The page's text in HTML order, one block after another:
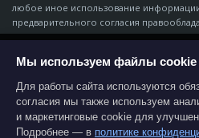
любое иное использование
предварительного согласия
© Компания «Мидон»,
ИП Золотарёв Владимир
344016, г. Ростов-на-Дону, пер.
Согласие на обработку
На этом веб-сайте
cookies, которые
функций для наиболее
навигации по странице.
принимать постоянные
пожалуйста, выберите
настройки на своём
Мы используем файлы cookie
Для работы сайта используются
согласия мы также используем
и маркетинговые cookie для
Подробнее — в политике